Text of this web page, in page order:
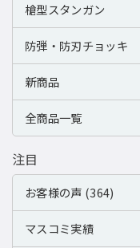
槍型スタンガン
防弾・防刃チョッキ
新商品
全商品一覧
注目
お客様の声 (364)
マスコミ実績